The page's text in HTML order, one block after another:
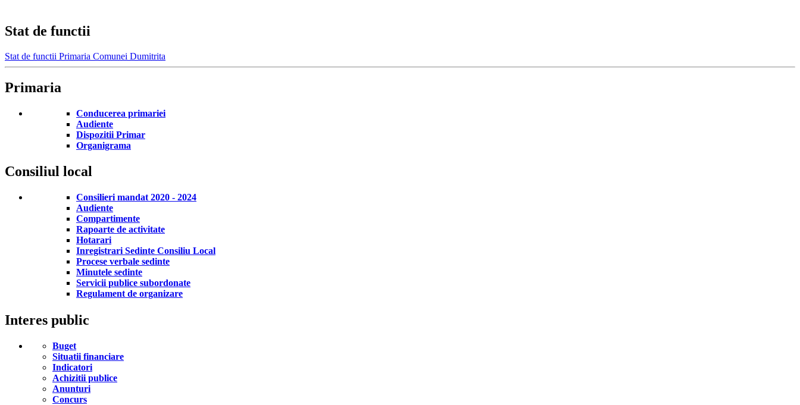
Stat de functii
Stat de functii Primaria Comunei Dumitrita
Primaria
Conducerea primariei
Audiente
Dispozitii Primar
Organigrama
Consiliul local
Consilieri mandat 2020 - 2024
Audiente
Compartimente
Rapoarte de activitate
Hotarari
Inregistrari Sedinte Consiliu Local
Procese verbale sedinte
Minutele sedinte
Servicii publice subordonate
Regulament de organizare
Interes public
Buget
Situatii financiare
Indicatori
Achizitii publice
Anunturi
Concurs